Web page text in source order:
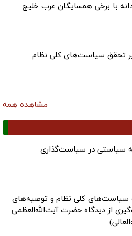
با برخی همسایگان عرب خلیج
تحقق سیاست‌های کلی نظام
مشاهده همه
سیاستی در سیاست‌گذاری
سیاست‌های کلی نظام و توصیه‌های
از دیدگاه حضرت آیت‌الله‌العظمی